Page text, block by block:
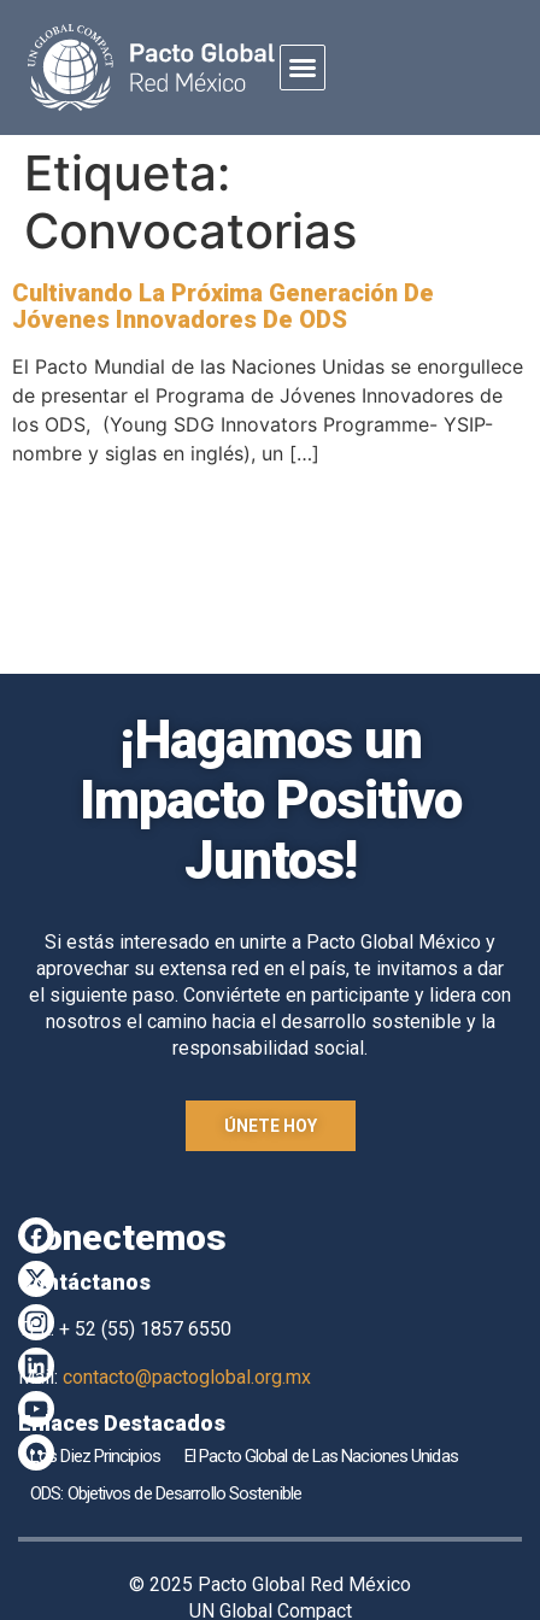
Etiqueta:
Convocatorias
Cultivando La Próxima Generación De
Jóvenes Innovadores De ODS
El Pacto Mundial de las Naciones Unidas se enorgullece
de presentar el Programa de Jóvenes Innovadores de
los ODS, (Young SDG Innovators Programme- YSIP-
nombre y siglas en inglés), un […]
¡Hagamos un
Impacto Positivo
Juntos!
Si estás interesado en unirte a Pacto Global México y
aprovechar su extensa red en el país, te invitamos a dar
el siguiente paso. Conviértete en participante y lidera con
nosotros el camino hacia el desarrollo sostenible y la
responsabilidad social.
ÚNETE HOY
Conectemos
Contáctanos
TEL. + 52 (55) 1857 6550
Mail: contacto@pactoglobal.org.mx
Enlaces Destacados
Los Diez Principios
El Pacto Global de Las Naciones Unidas
ODS: Objetivos de Desarrollo Sostenible
© 2025 Pacto Global Red México
UN Global Compact